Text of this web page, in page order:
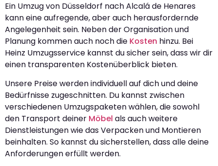
Ein Umzug von Düsseldorf nach Alcalá de Henares
kann eine aufregende, aber auch herausfordernde
Angelegenheit sein. Neben der Organisation und
Planung kommen auch noch die Kosten hinzu. Bei
Heinz Umzugsservice kannst du sicher sein, dass wir dir
einen transparenten Kostenüberblick bieten.
Unsere Preise werden individuell auf dich und deine
Bedürfnisse zugeschnitten. Du kannst zwischen
verschiedenen Umzugspaketen wählen, die sowohl
den Transport deiner Möbel als auch weitere
Dienstleistungen wie das Verpacken und Montieren
beinhalten. So kannst du sicherstellen, dass alle deine
Anforderungen erfüllt werden.